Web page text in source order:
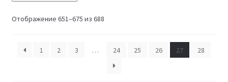
Отображение 651–675 из 688Сортировка:
1
2 3 … 24 25 26 27 28